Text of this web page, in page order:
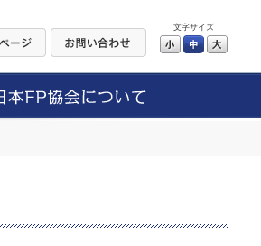
文字サイズ
小 中